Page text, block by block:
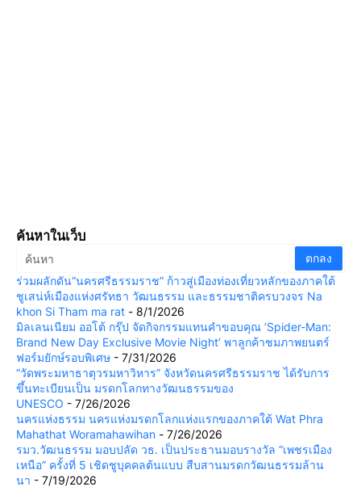
ค้นหาในเว็บ
ร่วมผลักดัน“นครศรีธรรมราช” ก้าวสู่เมืองท่องเที่ยวหลักของภาคใต้
ชูเสน่ห์เมืองแห่งศรัทธา วัฒนธรรม และธรรมชาติครบวงจร Na
khon Si Tham ma rat - 8/1/2026
มิลเลนเนียม ออโต้ กรุ๊ป จัดกิจกรรมแทนคำขอบคุณ ‘Spider-Man:
Brand New Day Exclusive Movie Night’ พาลูกค้าชมภาพยนตร์
ฟอร์มยักษ์รอบพิเศษ - 7/31/2026
“วัดพระมหาธาตุวรมหาวิหาร” จังหวัดนครศรีธรรมราช ได้รับการ
ขึ้นทะเบียนเป็น มรดกโลกทางวัฒนธรรมของ
UNESCO - 7/26/2026
นครแห่งธรรม นครแห่งมรดกโลกแห่งแรกของภาคใต้ Wat Phra
Mahathat Woramahawihan - 7/26/2026
รมว.วัฒนธรรม มอบปลัด วธ. เป็นประธานมอบรางวัล “เพชรเมือง
เหนือ” ครั้งที่ 5 เชิดชูบุคคลต้นแบบ สืบสานมรดกวัฒนธรรมล้าน
นา - 7/19/2026